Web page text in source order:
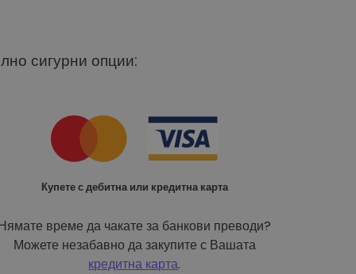
сигурни опции:
Купете с дебитна или кредитна карта
време да чакате за банкови преводи?
Можете незабавно да закупите с Вашата
кредитна карта.